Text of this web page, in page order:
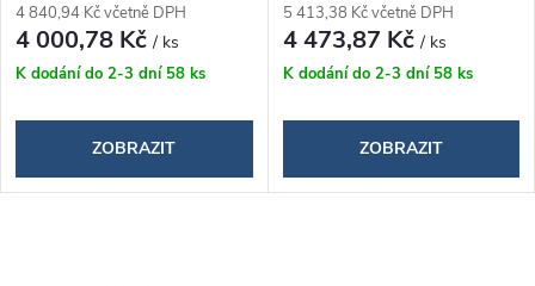
4 840,94 Kč včetně DPH
4 000,78 Kč/ ks
K dodání do 2-3 dní 58 ks
ZOBRAZIT
5 413,38 Kč včetně DPH
4 473,87 Kč/ ks
K dodání do 2-3 dní 58 ks
ZOBRAZIT